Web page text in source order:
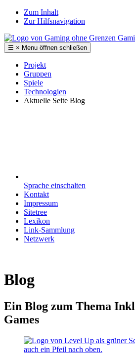
Zum Inhalt
Zur Hilfsnavigation
☰ × Menu öffnen schließen
Projekt
Gruppen
Spiele
Technologien
Aktuelle Seite Blog
Sprache einschalten
Kontakt
Impressum
Sitetree
Lexikon
Link-Sammlung
Netzwerk
Blog
Ein Blog zum Thema
Games